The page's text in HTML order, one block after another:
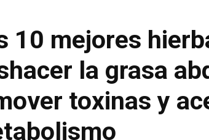
10 mejores
la grasa
toxinas y